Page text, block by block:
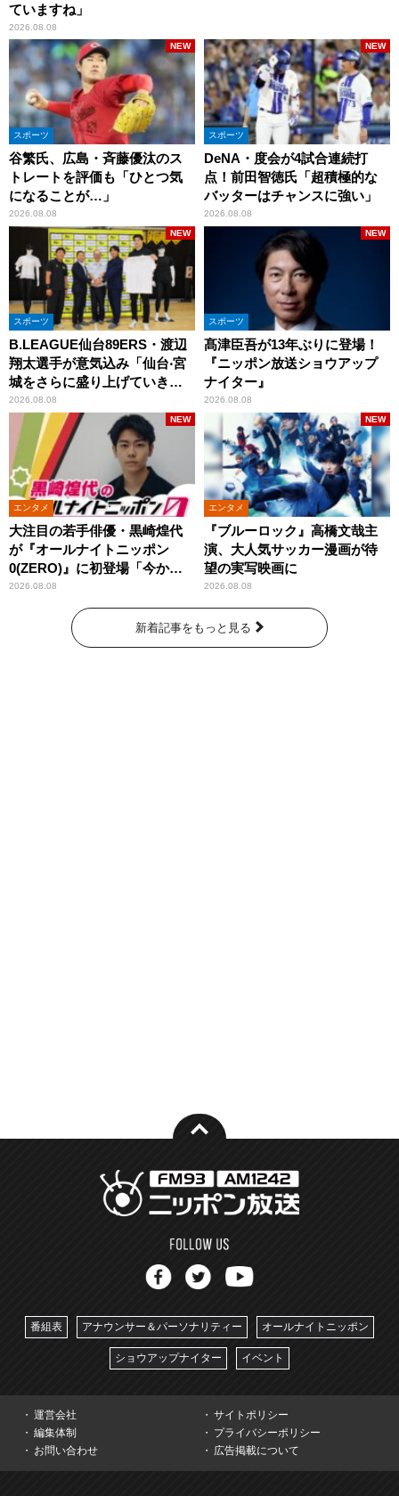
ていますね」
2026.08.08
スポーツ
谷繁氏、広島・斉藤優汰のス
トレートを評価も「ひとつ気
になることが…」
2026.08.08
NEW
スポーツ
DeNA・度会が4試合連続打
点！前田智徳氏「超積極的な
バッターはチャンスに強い」
2026.08.08
NEW
スポーツ
B.LEAGUE仙台89ERS・渡辺
翔太選手が意気込み「仙台‧宮
城をさらに盛り上げていきた
いです」
2026.08.08
NEW
スポーツ
髙津臣吾が13年ぶりに登場！
『ニッポン放送ショウアップ
ナイター』
2026.08.08
NEW
エンタメ
大注目の若手俳優・黒崎煌代
が『オールナイトニッポン
0(ZERO)』に初登場「今から
とてもワクワクしておりま
2026.08.08
NEW
エンタメ
『ブルーロック』高橋文哉主
演、大人気サッカー漫画が待
望の実写映画に
2026.08.08
NEW
新着記事をもっと見る
番組表 アナウンサー＆パーソナリティー オールナイトニッポン
ショウアップナイター イベント
運営会社
サイトポリシー
編集体制
プライバシーポリシー
お問い合わせ
広告掲載について